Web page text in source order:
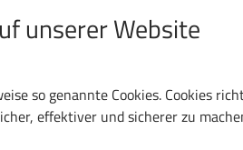
unserer Website
so genannte Cookies. Cookies
effektiver und sicherer zu